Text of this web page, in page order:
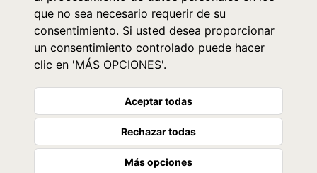
que no sea necesario requerir de su
consentimiento. Si usted desea proporcionar
un consentimiento controlado puede hacer
clic en 'MÁS OPCIONES'.
Aceptar todas
Rechazar todas
Más opciones